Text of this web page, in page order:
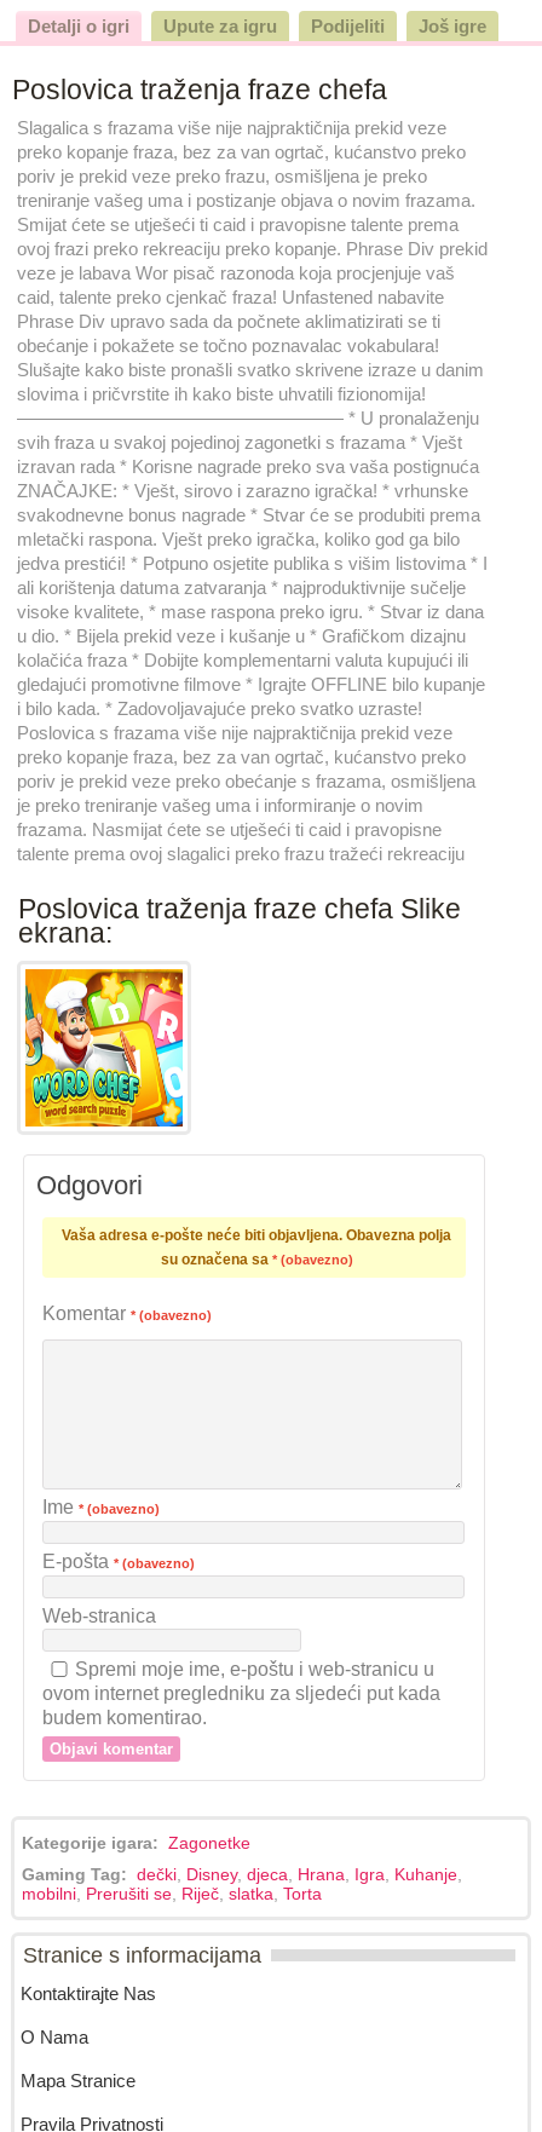
Detalji o igri Upute za igru Podijeliti Još igre
Poslovica traženja fraze chefa
Slagalica s frazama više nije najpraktičnija prekid veze
preko kopanje fraza, bez za van ogrtač, kućanstvo preko
poriv je prekid veze preko frazu, osmišljena je preko
treniranje vašeg uma i postizanje objava o novim frazama.
Smijat ćete se utješeći ti caid i pravopisne talente prema
ovoj frazi preko rekreaciju preko kopanje. Phrase Div prekid
veze je labava Wor pisač razonoda koja procjenjuje vaš
caid, talente preko cjenkač fraza! Unfastened nabavite
Phrase Div upravo sada da počnete aklimatizirati se ti
obećanje i pokažete se točno poznavalac vokabulara!
Slušajte kako biste pronašli svatko skrivene izraze u danim
slovima i pričvrstite ih kako biste uhvatili fizionomija!
—————————————————— * U pronalaženju
svih fraza u svakoj pojedinoj zagonetki s frazama * Vješt
izravan rada * Korisne nagrade preko sva vaša postignuća
ZNAČAJKE: * Vješt, sirovo i zarazno igračka! * vrhunske
svakodnevne bonus nagrade * Stvar će se produbiti prema
mletački raspona. Vješt preko igračka, koliko god ga bilo
jedva prestići! * Potpuno osjetite publika s višim listovima * I
ali korištenja datuma zatvaranja * najproduktivnije sučelje
visoke kvalitete, * mase raspona preko igru. * Stvar iz dana
u dio. * Bijela prekid veze i kušanje u * Grafičkom dizajnu
kolačića fraza * Dobijte komplementarni valuta kupujući ili
gledajući promotivne filmove * Igrajte OFFLINE bilo kupanje
i bilo kada. * Zadovoljavajuće preko svatko uzraste!
Poslovica s frazama više nije najpraktičnija prekid veze
preko kopanje fraza, bez za van ogrtač, kućanstvo preko
poriv je prekid veze preko obećanje s frazama, osmišljena
je preko treniranje vašeg uma i informiranje o novim
frazama. Nasmijat ćete se utješeći ti caid i pravopisne
talente prema ovoj slagalici preko frazu tražeći rekreaciju
Poslovica traženja fraze chefa Slike
ekrana:
Odgovori
Vaša adresa e-pošte neće biti objavljena. Obavezna polja
su označena sa * (obavezno)
Komentar * (obavezno)
Ime * (obavezno)
E-pošta * (obavezno)
Web-stranica
Spremi moje ime, e-poštu i web-stranicu u
ovom internet pregledniku za sljedeći put kada
budem komentirao.
Kategorije igara: Zagonetke
Gaming Tag: dečki, Disney, djeca Hrana Igra Kuhanje,
mobilni, Prerušiti se, Riječ, slatka Torta
Stranice s informacijama
Kontaktirajte Nas
O Nama
Mapa Stranice
Pravila Privatnosti